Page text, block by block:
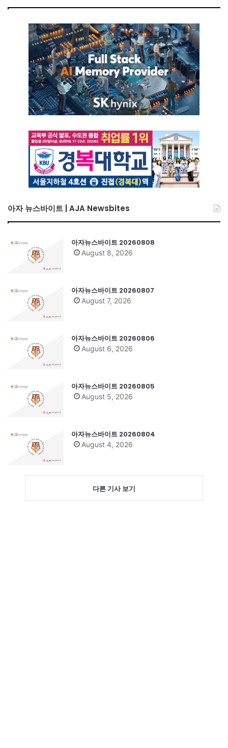
아자 뉴스바이트 | AJA Newsbites
아자뉴스바이트 20260808
August 8, 2026
아자뉴스바이트 20260807
August 7, 2026
아자뉴스바이트 20260806
August 6, 2026
아자뉴스바이트 20260805
August 5, 2026
아자뉴스바이트 20260804
August 4, 2026
다른 기사 보기